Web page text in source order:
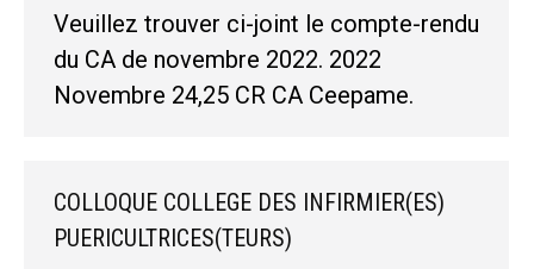
Veuillez trouver ci-joint le compte-rendu
du CA de novembre 2022. 2022
Novembre 24,25 CR CA Ceepame.
COLLOQUE COLLEGE DES INFIRMIER(ES)
PUERICULTRICES(TEURS)